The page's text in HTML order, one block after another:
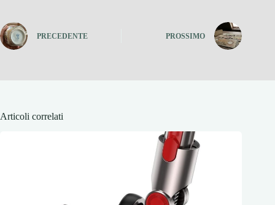
PRECEDENTE PROSSIMO
Articoli correlati